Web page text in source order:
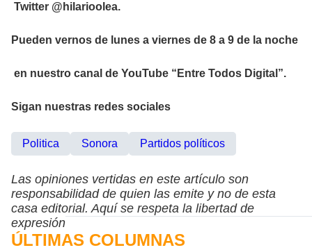
Twitter @hilarioolea.
Pueden vernos de lunes a viernes de 8 a 9 de la noche
en nuestro canal de YouTube “Entre Todos Digital”.
Sigan nuestras redes sociales
Politica Sonora Partidos políticos
Las opiniones vertidas en este artículo son
responsabilidad de quien las emite y no de esta
casa editorial. Aquí se respeta la libertad de
expresión
ÚLTIMAS COLUMNAS